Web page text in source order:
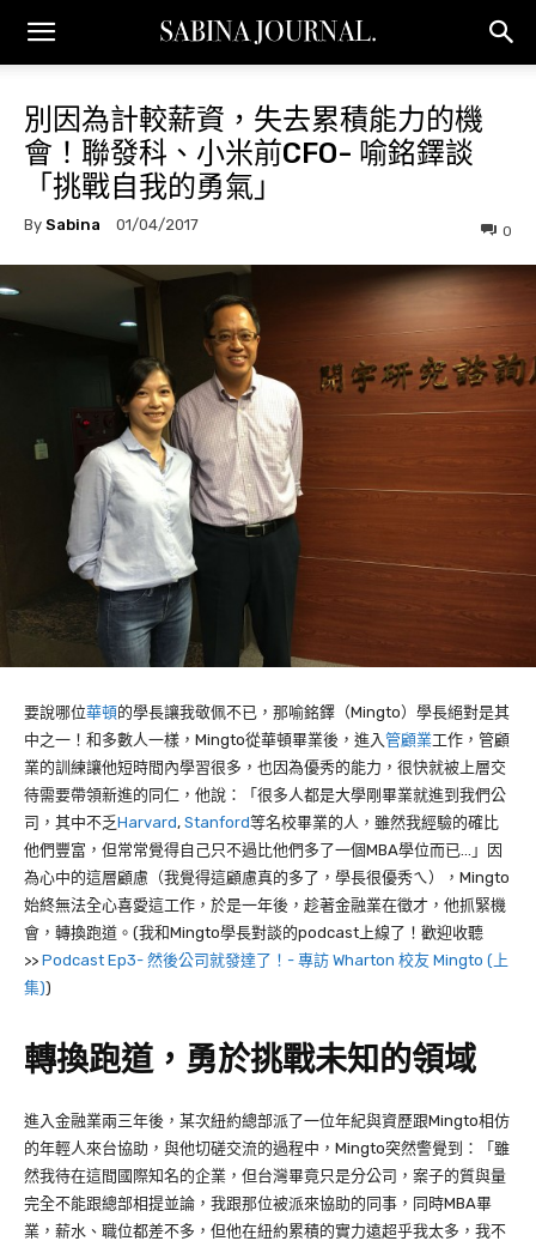
別因為計較薪資，失去累積能力的機
會！聯發科、小米前CFO- 喻銘鐸談
「挑戰自我的勇氣」
By Sabina 01/04/2017 0
要說哪位華頓的學長讓我敬佩不已，那喻銘鐸（Mingto）學長絕對是其
中之一！和多數人一樣，Mingto從華頓畢業後，進入 管顧業工作，管顧
業的訓練讓他短時間內學習很多，也因為優秀的能力，很快就被上層交
待需要帶領新進的同仁，他說：「很多人都是大學剛畢業就進到我們公
司，其中不乏Harvard, Stanford等名校畢業的人，雖然我經驗的確比
他們豐富，但常常覺得自己只不過比他們多了一個MBA學位而已…」因
為心中的這層顧慮（我覺得這顧慮真的多了，學長很優秀ㄟ），Mingto
始終無法全心喜愛這工作，於是一年後，趁著金融業在徵才，他抓緊機
會，轉換跑道。(我和Mingto學長對談的podcast上線了！歡迎收聽
>> Podcast Ep3- 然後公司就發達了！- 專訪 Wharton 校友 Mingto (上
集))
轉換跑道，勇於挑戰未知的領域
進入金融業兩三年後，某次紐約總部派了一位年紀與資歷跟Mingto相仿
的年輕人來台協助，與他切磋交流的過程中，Mingto突然警覺到：「雖
然我待在這間國際知名的企業，但台灣畢竟只是分公司，案子的質與量
完全不能跟總部相提並論，我跟那位被派來協助的同事，同時MBA畢
業，薪水、職位都差不多，但他在紐約累積的實力遠超乎我太多，我不